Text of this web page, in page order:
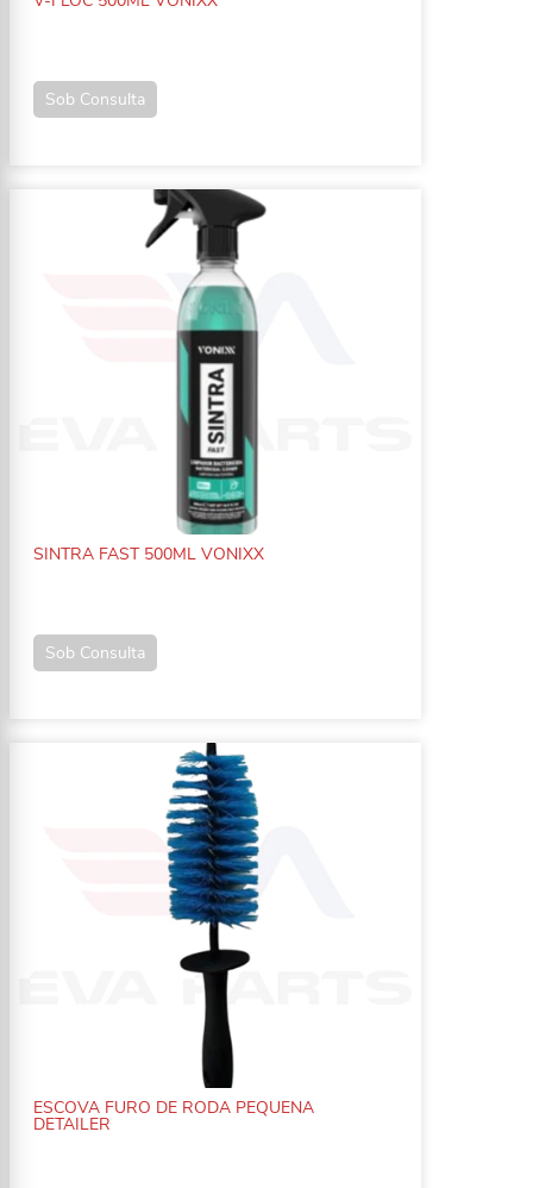
Sob Consulta
SINTRA FAST 500ML VONIXX
Sob Consulta
ESCOVA FURO DE RODA PEQUENA
DETAILER